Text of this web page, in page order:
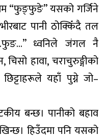
“फुङ्फुङे” यसको गर्जिने
पानी ठोक्किँदै तल
ध्वनिले जंगल नै
चिसो हावा, चराचुरुङ्गीको
यहाँ पुग्ने जो–
बन्छ। पानीको बहाव
हिउँदमा पनि यसको